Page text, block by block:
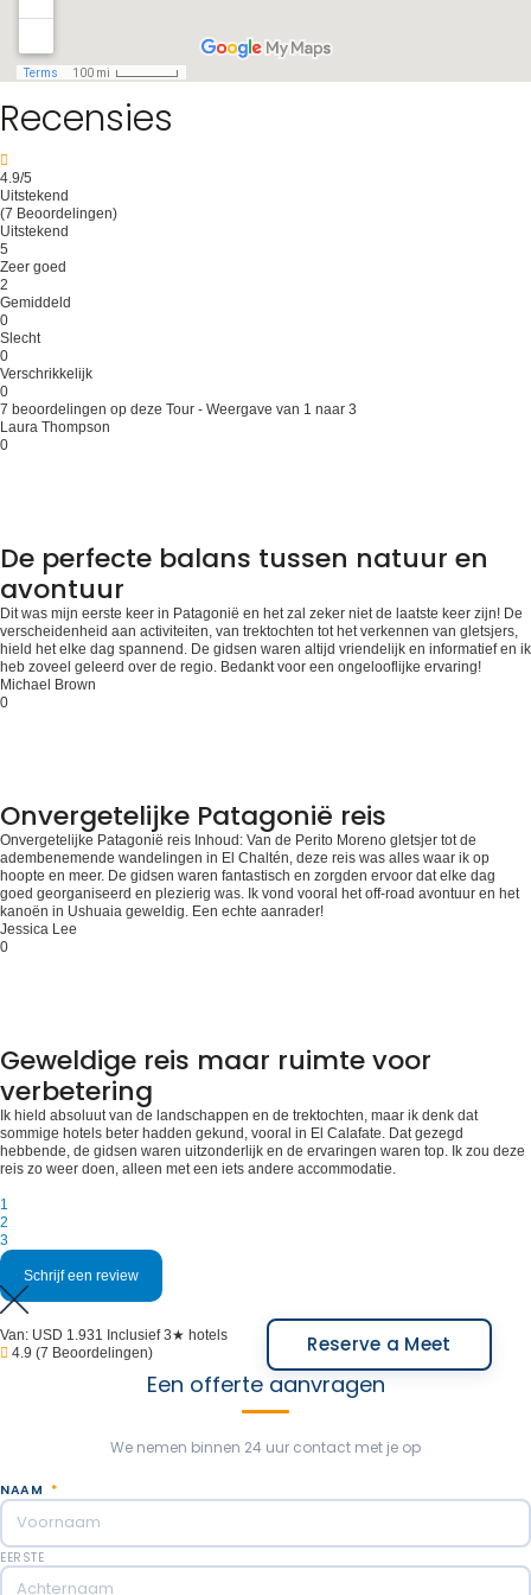
Recensies
4.9/5
Uitstekend
(7 Beoordelingen)
Uitstekend
5
Zeer goed
2
Gemiddeld
0
Slecht
0
Verschrikkelijk
0
7 beoordelingen op deze Tour - Weergave van 1 naar 3
Laura Thompson
0
De perfecte balans tussen natuur en
avontuur
Dit was mijn eerste keer in Patagonië en het zal zeker niet de laatste keer zijn! De
verscheidenheid aan activiteiten, van trektochten tot het verkennen van gletsjers,
hield het elke dag spannend. De gidsen waren altijd vriendelijk en informatief en ik
heb zoveel geleerd over de regio. Bedankt voor een ongelooflijke ervaring!
Michael Brown
0
Onvergetelijke Patagonië reis
Onvergetelijke Patagonië reis Inhoud: Van de Perito Moreno gletsjer tot de
adembenemende wandelingen in El Chaltén, deze reis was alles waar ik op
hoopte en meer. De gidsen waren fantastisch en zorgden ervoor dat elke dag
goed georganiseerd en plezierig was. Ik vond vooral het off-road avontuur en het
kanoën in Ushuaia geweldig. Een echte aanrader!
Jessica Lee
0
Geweldige reis maar ruimte voor
verbetering
Ik hield absoluut van de landschappen en de trektochten, maar ik denk dat
sommige hotels beter hadden gekund, vooral in El Calafate. Dat gezegd
hebbende, de gidsen waren uitzonderlijk en de ervaringen waren top. Ik zou deze
reis zo weer doen, alleen met een iets andere accommodatie.
1
2
3
Schrijf een review
Van: USD 1.931 Inclusief 3★ hotels
4.9 (7 Beoordelingen) Reserve a Meet
Een offerte aanvragen
We nemen binnen 24 uur contact met je op
NAAM *
EERSTE